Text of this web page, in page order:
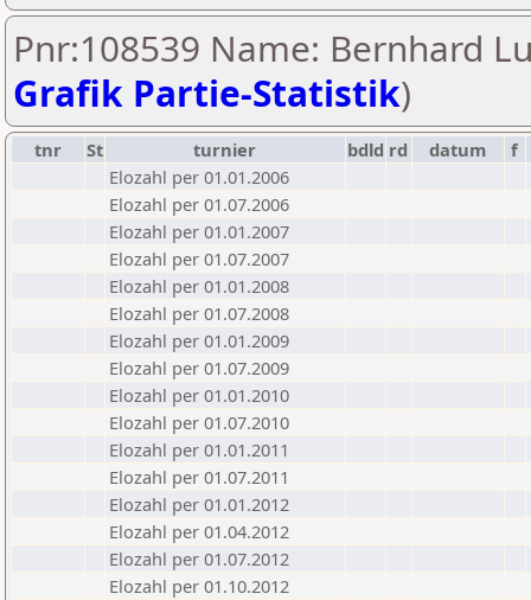
Pnr:108539 Name: Bernhard
Grafik Partie-Statistik)
tnr St turnier bdld rd datum
f
Elozahl per 01.01.2006
Elozahl per 01.07.2006
Elozahl per 01.01.2007
Elozahl per 01.07.2007
Elozahl per 01.01.2008
Elozahl per 01.07.2008
Elozahl per 01.01.2009
Elozahl per 01.07.2009
Elozahl per 01.01.2010
Elozahl per 01.07.2010
Elozahl per 01.01.2011
Elozahl per 01.07.2011
Elozahl per 01.01.2012
Elozahl per 01.04.2012
Elozahl per 01.07.2012
Elozahl per 01.10.2012